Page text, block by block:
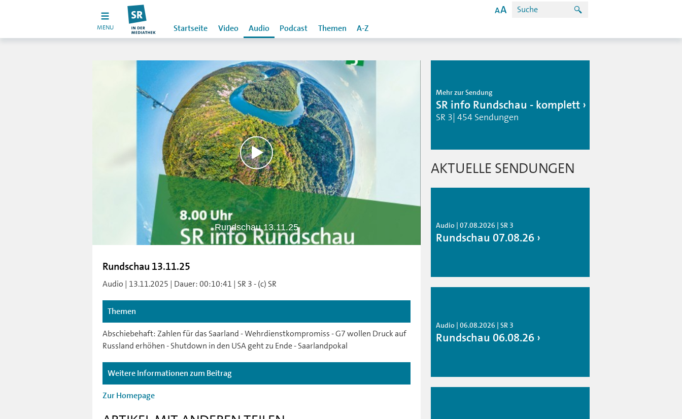
MENU Startseite Video Audio Podcast Themen A-Z
Rundschau 13.11.25
Rundschau 13.11.25
Audio | 13.11.2025 | Dauer: 00:10:41 | SR 3 - (c) SR
Themen
Abschiebehaft: Zahlen für das Saarland - Wehrdienstkompromiss - G7 wollen Druck auf
Russland erhöhen - Shutdown in den USA geht zu Ende - Saarlandpokal
Weitere Informationen zum Beitrag
Zur Homepage
Mehr zur Sendung
SR info Rundschau - komplett
SR 3| 454 Sendungen
AKTUELLE SENDUNGEN
Audio | 07.08.2026 | SR 3
Rundschau 07.08.26
Audio | 06.08.2026 | SR 3
Rundschau 06.08.26